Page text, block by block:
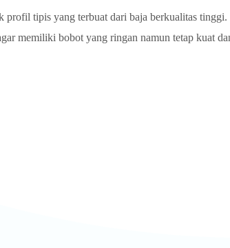
profil tipis yang terbuat dari baja berkualitas tinggi.
memiliki bobot yang ringan namun tetap kuat